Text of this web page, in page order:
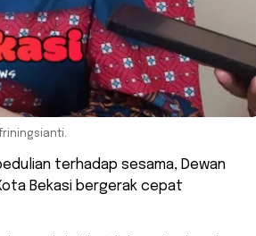
terhadap sesama, Dewan
Bekasi bergerak cepat